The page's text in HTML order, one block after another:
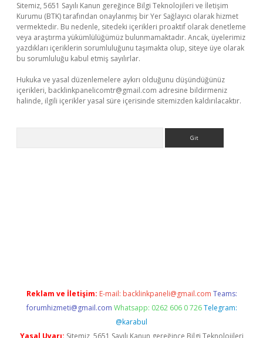
Sitemiz, 5651 Sayılı Kanun gereğince Bilgi Teknolojileri ve İletişim
Kurumu (BTK) tarafından onaylanmış bir Yer Sağlayıcı olarak hizmet
vermektedir. Bu nedenle, sitedeki içerikleri proaktif olarak denetleme
veya araştırma yükümlülüğümüz bulunmamaktadır. Ancak, üyelerimiz
yazdıkları içeriklerin sorumluluğunu taşımakta olup, siteye üye olarak
bu sorumluluğu kabul etmiş sayılırlar.
Hukuka ve yasal düzenlemelere aykırı olduğunu düşündüğünüz
içerikleri, backlinkpanelicomtr@gmail.com adresine bildirmeniz
halinde, ilgili içerikler yasal süre içerisinde sitemizden kaldırılacaktır.
Reklam ve İletişim: E-mail: backlinkpaneli@gmail.com Teams:
forumhizmeti@gmail.com Whatsapp: 0262 606 0 726 Telegram:
@karabul
Yasal Uyarı: Sitemiz, 5651 Sayılı Kanun gereğince Bilgi Teknolojileri